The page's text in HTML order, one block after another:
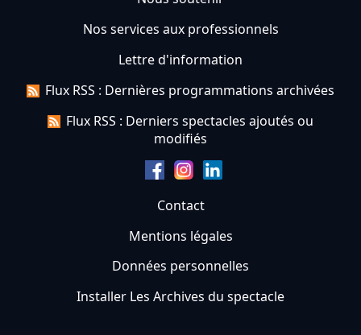
Nos services aux professionnels
Lettre d'information
Flux RSS : Dernières programmations archivées
Flux RSS : Derniers spectacles ajoutés ou
modifiés
Contact
Mentions légales
Données personnelles
Installer Les Archives du spectacle